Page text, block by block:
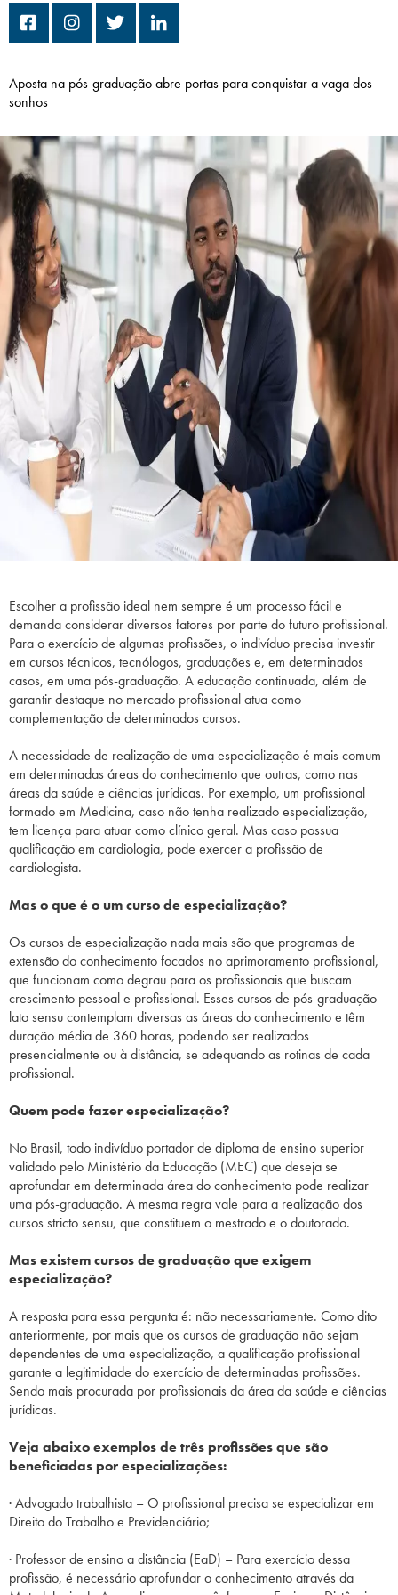
Campi/Unidades
Conclua sua Matrícula
INSCREVA-SE SOLICITE INFORMAÇÕES
ÁREA DO ALUNO LOGIN
Aposta na pós-graduação abre portas para conquistar a vaga dos
sonhos
Escolher a profissão ideal nem sempre é um processo fácil e
demanda considerar diversos fatores por parte do futuro profissional.
Para o exercício de algumas profissões, o indivíduo precisa investir
em cursos técnicos, tecnólogos, graduações e, em determinados
casos, em uma pós-graduação. A educação continuada, além de
garantir destaque no mercado profissional atua como
complementação de determinados cursos.
A necessidade de realização de uma especialização é mais comum
em determinadas áreas do conhecimento que outras, como nas
áreas da saúde e ciências jurídicas. Por exemplo, um profissional
formado em Medicina, caso não tenha realizado especialização,
tem licença para atuar como clínico geral. Mas caso possua
qualificação em cardiologia, pode exercer a profissão de
cardiologista.
Mas o que é o um curso de especialização?
Os cursos de especialização nada mais são que programas de
extensão do conhecimento focados no aprimoramento profissional,
que funcionam como degrau para os profissionais que buscam
crescimento pessoal e profissional. Esses cursos de pós-graduação
lato sensu contemplam diversas as áreas do conhecimento e têm
duração média de 360 horas, podendo ser realizados
presencialmente ou à distância, se adequando as rotinas de cada
profissional.
Quem pode fazer especialização?
No Brasil, todo indivíduo portador de diploma de ensino superior
validado pelo Ministério da Educação (MEC) que deseja se
aprofundar em determinada área do conhecimento pode realizar
uma pós-graduação. A mesma regra vale para a realização dos
cursos stricto sensu, que constituem o mestrado e o doutorado.
Mas existem cursos de graduação que exigem
especialização?
A resposta para essa pergunta é: não necessariamente. Como dito
anteriormente, por mais que os cursos de graduação não sejam
dependentes de uma especialização, a qualificação profissional
garante a legitimidade do exercício de determinadas profissões.
Sendo mais procurada por profissionais da área da saúde e ciências
jurídicas.
Veja abaixo exemplos de três profissões que são
beneficiadas por especializações:
· Advogado trabalhista – O profissional precisa se especializar em
Direito do Trabalho e Previdenciário;
· Professor de ensino a distância (EaD) – Para exercício dessa
profissão, é necessário aprofundar o conhecimento através da